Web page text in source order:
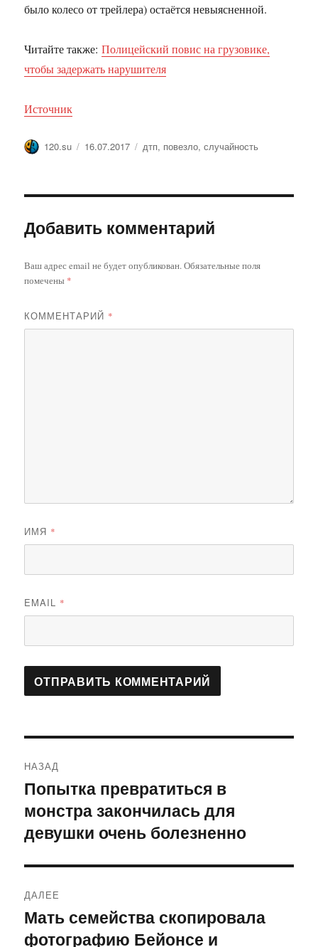
было колесо от трейлера) остаётся невыясненной.
Читайте также:Полицейский повис на грузовике,
чтобы задержать нарушителя
Источник
Автор
120.su Опубликовано
16.07.2017 Метки
дтп, повезло,случайность
Добавить комментарий
Ваш адрес email не будет опубликован.Обязательные поля
помечены *
КОММЕНТАРИЙ *
ИМЯ *
EMAIL *
по
записям
НАЗАД
Предыдущая
запись:
Попытка превратиться в
монстра закончилась для
девушки очень болезненно
ДАЛЕЕ
Следующая
запись:
Мать семейства скопировала
фотографию Бейонсе и